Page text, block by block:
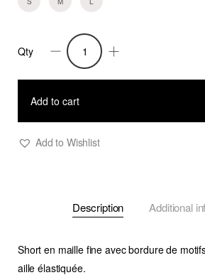
Bermuda
Delos
Qty
Add to cart
Add to Wishlist
Description Additional
Short en maille fine avec bordure de
aille élastiquée.